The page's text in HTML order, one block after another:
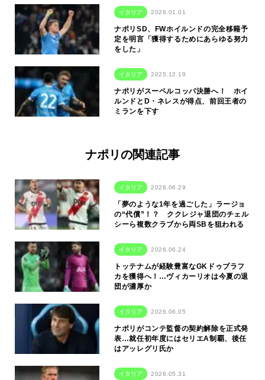
イタリア 2026.01.01
ナポリSD、FWホイルンドの完全移籍予
定を明言「獲得するためにあらゆる努力
をした」
イタリア 2025.12.19
ナポリがスーペルコッパ決勝へ！ ホイ
ルンドとD・ネレスが得点、前回王者の
ミランを下す
ナポリの関連記事
イタリア 2026.06.29
「夢のような1年を過ごした」ラージョ
の“代償”！？ ククレジャ退団のチェル
シーら複数クラブから両SBを狙われる
イタリア 2026.06.24
トッテナムが経験豊富なGKドゥブラフ
カを獲得へ！…ヴィカーリオは今夏の退
団が濃厚か
イタリア 2026.06.05
ナポリがコンテ監督の契約解除を正式発
表…就任初年度にはセリエA制覇、後任
はアッレグリ氏か
イタリア 2026.05.31